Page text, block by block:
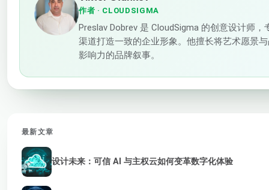
作者 · CLOUDSIGMA
Preslav Dobrev 是 CloudSigma 的创意设计师
渠道打造一致的企业形象。他擅长将艺术愿景
影响力的品牌叙事。
最新文章
设计未来：可信 AI 与主权云如何变革数字化体验